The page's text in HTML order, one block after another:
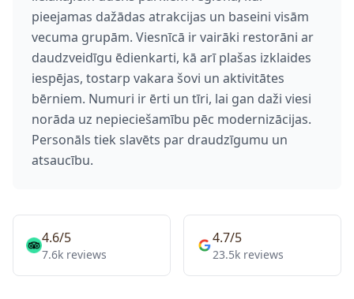
pieejamas dažādas atrakcijas un baseini visām
vecuma grupām. Viesnīcā ir vairāki restorāni ar
daudzveidīgu ēdienkarti, kā arī plašas izklaides
iespējas, tostarp vakara šovi un aktivitātes
bērniem. Numuri ir ērti un tīri, lai gan daži viesi
norāda uz nepieciešamību pēc modernizācijas.
Personāls tiek slavēts par draudzīgumu un
atsaucību.
4.6/5
7.6k reviews
4.7/5
23.5k reviews